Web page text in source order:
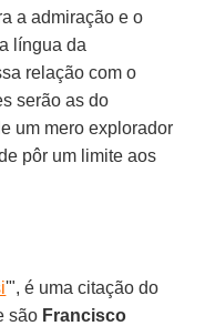
a admiração e o
língua da
relação com o
serão as do
um mero explorador
pôr um limite aos
'", é uma citação do
são Francisco